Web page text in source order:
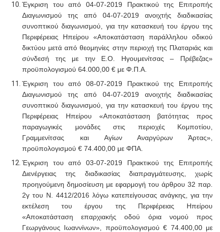
Έγκριση του από 04-07-2019 Πρακτικού της Επιτροπής
Διαγωνισμού της από 04-07-2019 ανοιχτής διαδικασίας
συνοπτικού διαγωνισμού , για την κατασκευή του έργου της
Περιφέρειας Ηπείρου «Αποκατάσταση παράλληλου οδικού
δικτύου μετά από θεομηνίες στην περιοχή της Πλαταριάς και
σύνδεσή της με την Ε.Ο. Ηγουμενίτσας – Πρέβεζας»
προϋπολογισμού 64.000,00 € με Φ.Π.Α.
Έγκριση του από 08-07-2019 Πρακτικού της Επιτροπής
Διαγωνισμού της από 04-07-2019 ανοιχτής διαδικασίας
συνοπτικού διαγωνισμού , για την κατασκευή του έργου της
Περιφέρειας Ηπείρου «Αποκατάσταση βατότητας προς
παραγωγικές μονάδες στις περιοχές Κομποτίου,
Γραμμενίτσας και Αγίων Αναργύρων Άρτας»,
προϋπολογισμού € 74.400,00 με ΦΠΑ.
Έγκριση του από 03-07-2019 Πρακτικού της Επιτροπής
Διενέργειας της διαδικασίας διαπραγμάτευσης, χωρίς
προηγούμενη δημοσίευση με εφαρμογή του άρθρου 32 παρ.
2γ του Ν. 4412/2016 λόγω κατεπείγουσας ανάγκης, για την
εκτέλεση του έργου της Περιφέρειας Ηπείρου
«Αποκατάσταση επαρχιακής οδού όρια νομού προς
Γεωργάνους Ιωαννίνων», προϋπολογισμού € 74.400,00 με